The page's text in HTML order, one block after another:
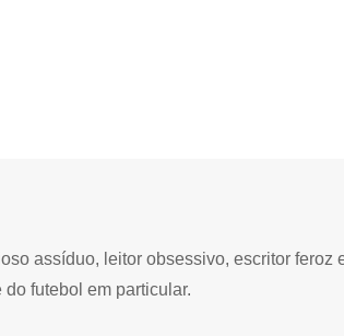
assíduo, leitor obsessivo, escritor feroz
futebol em particular.